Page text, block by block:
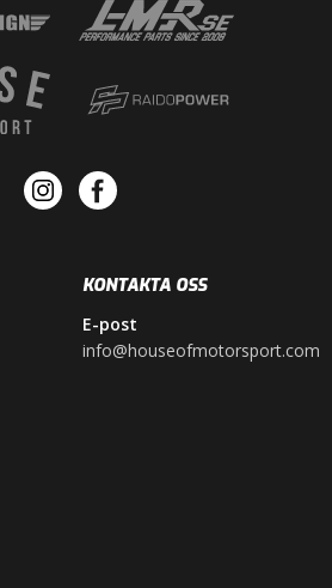
KONTAKTA OSS
E-post
info@houseofmotorsport.com